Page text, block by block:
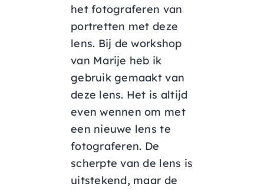
het fotograferen van
portretten met deze
lens. Bij de workshop
van Marije heb ik
gebruik gemaakt van
deze lens. Het is altijd
even wennen om met
een nieuwe lens te
fotograferen. De
scherpte van de lens is
uitstekend, maar de